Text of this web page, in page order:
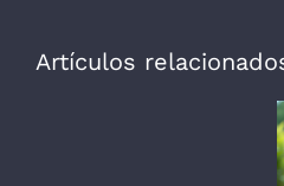
Artículos